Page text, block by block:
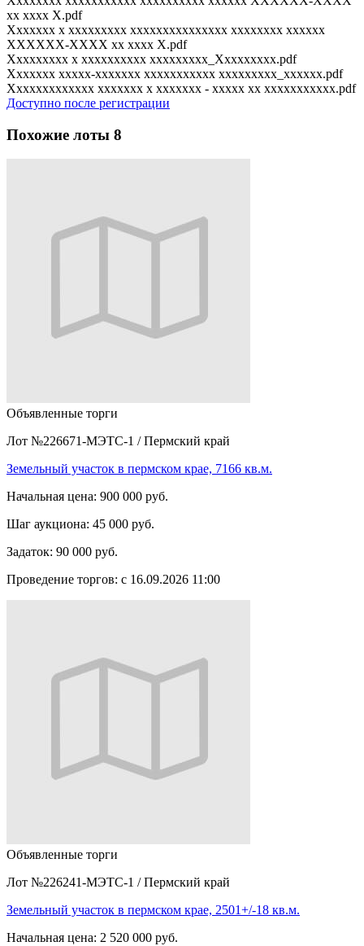
xx xxxx X.pdf
Xxxxxxx x xxxxxxxxx xxxxxxxxxxxxxxx xxxxxxxx xxxxxx
XXXXXX-XXXX xx xxxx X.pdf
Xxxxxxxxx x xxxxxxxxxx xxxxxxxxx_Xxxxxxxxx.pdf
Xxxxxxx xxxxx-xxxxxxx xxxxxxxxxxx xxxxxxxxx_xxxxxx.pdf
Xxxxxxxxxxxxx xxxxxxx x xxxxxxx - xxxxx xx xxxxxxxxxxx.pdf
Доступно после регистрации
Похожие лоты 8
Объявленные торги
Лот №226671-МЭТС-1 / Пермский край
Земельный участок в пермском крае, 7166 кв.м.
Начальная цена: 900 000 руб.
Шаг аукциона: 45 000 руб.
Задаток: 90 000 руб.
Проведение торгов: с 16.09.2026 11:00
Объявленные торги
Лот №226241-МЭТС-1 / Пермский край
Земельный участок в пермском крае, 2501+/-18 кв.м.
Начальная цена: 2 520 000 руб.